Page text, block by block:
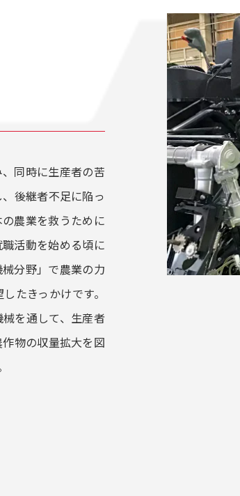
同時に生産者の苦
後継者不足に陥っ
農業を救うために
活動を始める頃に
分野」で農業の力
たきっかけです。
を通して、生産者
物の収量拡大を図